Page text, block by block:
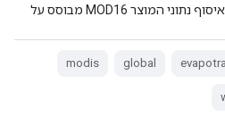
האלגוריתם שמשמש לאיסוף נתוני המוצר MOD16 מבוסס על
global
modis